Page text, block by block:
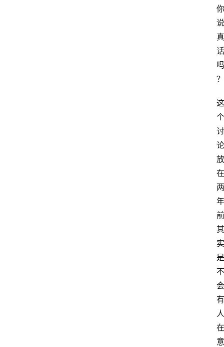
你
说
真
话
吗
？
这
个
讨
论
放
在
两
年
前
其
实
是
不
会
有
人
在
意